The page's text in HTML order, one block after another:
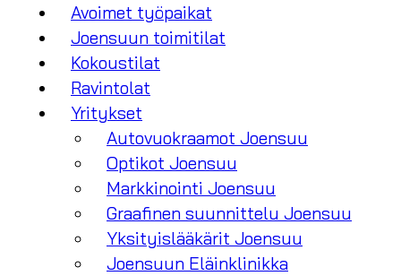
Avoimet työpaikat
Joensuun toimitilat
Kokoustilat
Ravintolat
Yritykset
Autovuokraamot Joensuu
Optikot Joensuu
Markkinointi Joensuu
Graafinen suunnittelu Joensuu
Yksityislääkärit Joensuu
Joensuun Eläinklinikka